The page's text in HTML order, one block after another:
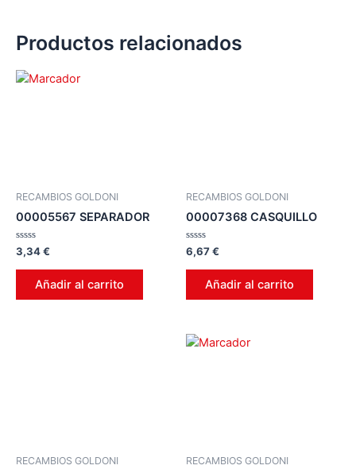
Productos relacionados
RECAMBIOS GOLDONI
00005567 SEPARADOR
Valorado
en
0
3,34€
Añadir al carrito
RECAMBIOS GOLDONI
00007368 CASQUILLO
Valorado
en
0
6,67€
Añadir al carrito
RECAMBIOS GOLDONI RECAMBIOS GOLDONI